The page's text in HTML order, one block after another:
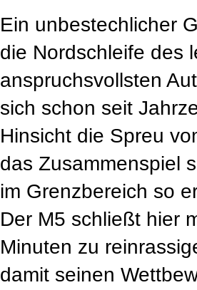
Ein unbestechlicher
die Nordschleife des
anspruchsvollsten
sich schon seit
Hinsicht die Spreu
das Zusammenspiel
im Grenzbereich so
Der M5 schließt hier
Minuten zu
damit seinen